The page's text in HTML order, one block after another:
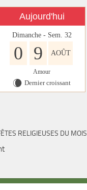
Aujourd'hui
Dimanche - Sem. 32
0 9 AOÛT
Amour
W Dernier croissant
RELIGIEUSES DU MOIS